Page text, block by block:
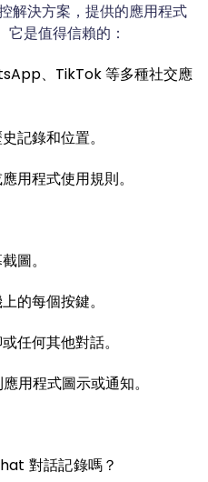
解決方案，提供的應用程式
是值得信賴的：
、TikTok 等多種社交應
記錄和位置。
用程式使用規則。
圖。
的每個按鍵。
任何其他對話。
用程式圖示或通知。
對話記錄嗎？